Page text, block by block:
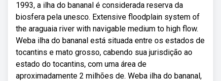
1993, a ilha do bananal é considerada reserva da
biosfera pela unesco. Extensive floodplain system of
the araguaia river with navigable medium to high flow.
Weba ilha do bananal está situada entre os estados de
tocantins e mato grosso, cabendo sua jurisdição ao
estado do tocantins, com uma área de
aproximadamente 2 milhões de. Weba ilha do bananal,